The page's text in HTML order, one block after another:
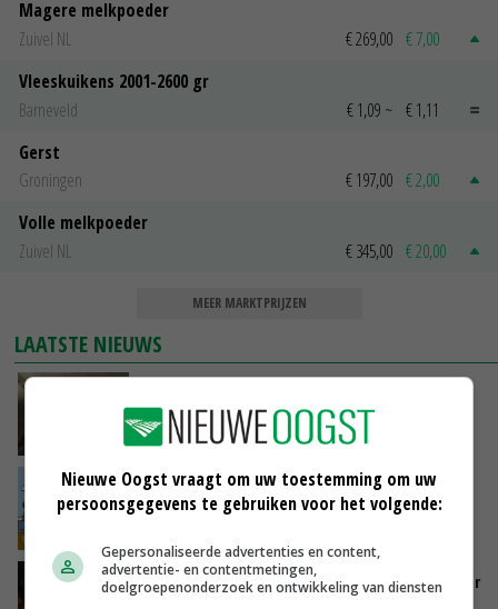
Magere melkpoeder
Zuivel NL
€ 269,00 € 7,00
Vleeskuikens 2001-2600 gr
Barneveld
€ 1,09 ~ € 1,11
Gerst
Groningen
€ 197,00 € 2,00
Volle melkpoeder
Zuivel NL
€ 345,00 € 20,00
MEER MARKTPRIJZEN
LAATSTE NIEUWS
zorgen voor meer balans’
GISTEREN, 16:01
Internationale vraag naar geitenzuivel blijft
groot: Nederland in Europese top
Vlaamse varkensstapel krimpt, pluimveesector
groeit door schaalvergroting
Nieuwe Oogst vraagt om uw toestemming om uw
persoonsgegevens te gebruiken voor het volgende:
Gepersonaliseerde advertenties en content,
advertentie- en contentmetingen,
doelgroepenonderzoek en ontwikkeling van diensten